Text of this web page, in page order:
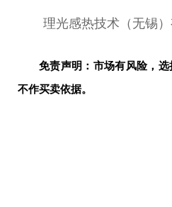
理光感热技术（无锡）
免责声明：市场有风险，选
不作买卖依据。